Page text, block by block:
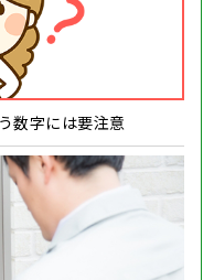
字には要注意